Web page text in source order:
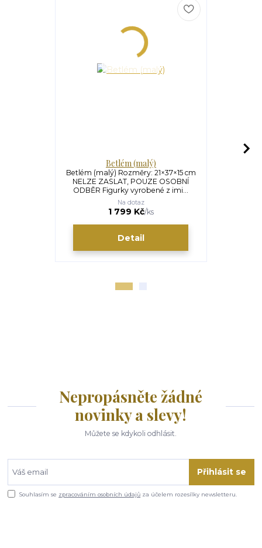
Betlém (malý)
Betlém (malý) Rozměry: 21×37×15 cm
NELZE ZASLAT, POUZE OSOBNÍ
ODBĚR Figurky vyrobené z imi...
1 799 Kč/ks
Na dotaz
Detail
Nepropásněte žádné
novinky a slevy!
Můžete se kdykoli odhlásit.
Přihlásit se
Souhlasím se zpracováním osobních údajů za účelem rozesílky newsletteru.